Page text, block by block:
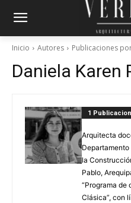
Inicio Autores Publicaciones
Daniela Karen
1
Arquitecta
la
Pablo,
“Programa de
Clásica”, con